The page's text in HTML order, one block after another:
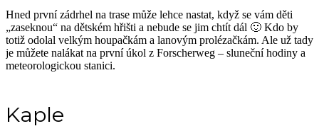
Hned první zádrhel na trase může lehce nastat, když se vám děti
„zaseknou“ na dětském hřišti a nebude se jim chtít dál 🙂 Kdo by
totiž odolal velkým houpačkám a lanovým prolézačkám. Ale už tady
je můžete nalákat na první úkol z Forscherweg – sluneční hodiny a
meteorologickou stanici.
Kaple